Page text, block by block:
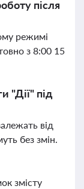
після
режимі
з 8:00 15
"Дії" під
від
без змін.
змісту